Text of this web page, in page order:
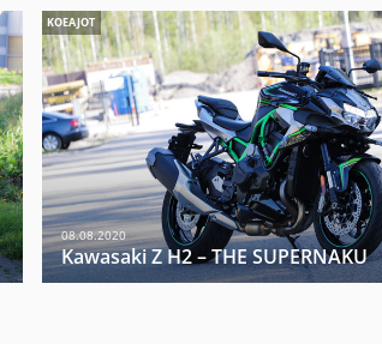
KOEAJOT
08.08.2020
Kawasaki Z H2 – THE SUPERNAKU